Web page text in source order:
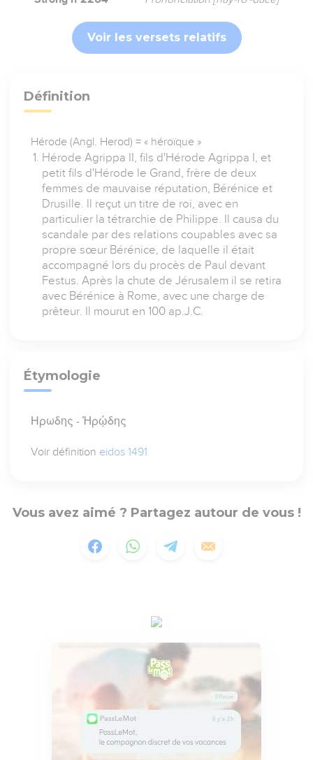
Voir les versets relatifs
Définition
Hérode (Angl. Herod) = « héroïque »
Hérode Agrippa II, fils d'Hérode Agrippa I, et
petit fils d'Hérode le Grand, frère de deux
femmes de mauvaise réputation, Bérénice et
Drusille. Il reçut un titre de roi, avec en
particulier la tétrarchie de Philippe. Il causa du
scandale par des relations coupables avec sa
propre sœur Bérénice, de laquelle il était
accompagné lors du procès de Paul devant
Festus. Après la chute de Jérusalem il se retira
avec Bérénice à Rome, avec une charge de
prêteur. Il mourut en 100 ap.J.C.
Étymologie
Ηρωδης - Ἡρῴδης
Voir définition eidos 1491
Vous avez aimé ? Partagez autour de vous !